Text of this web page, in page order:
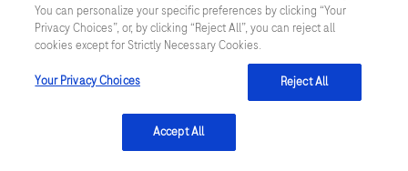
Den här webbplatsen är riktad till en bred målgrupp. Det kan
därför förekomma produktinformation eller annan information som
inte är tillämplig för dig eller landet du är verksam i. Observera att
vi inte är ansvariga för eventuell användning av information som
inte uppfyller lagkrav eller regler om godkännande eller
You can personalize your specific preferences by clicking “Your
Privacy Choices”, or, by clicking “Reject All”, you can reject all
cookies except for Strictly Necessary Cookies.
Your Privacy Choices Reject All
Accept All